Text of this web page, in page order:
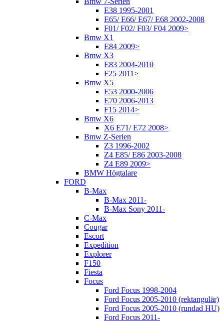
E38 1995-2001
E65/ E66/ E67/ E68 2002-2008
F01/ F02/ F03/ F04 2009>
Bmw X1
E84 2009>
Bmw X3
E83 2004-2010
F25 2011>
Bmw X5
E53 2000-2006
E70 2006-2013
F15 2014>
Bmw X6
X6 E71/ E72 2008>
Bmw Z-Serien
Z3 1996-2002
Z4 E85/ E86 2003-2008
Z4 E89 2009>
BMW Högtalare
FORD
B-Max
B-Max 2011-
B-Max Sony 2011-
C-Max
Cougar
Escort
Expedition
Explorer
F150
Fiesta
Focus
Ford Focus 1998-2004
Ford Focus 2005-2010 (rektangulär)
Ford Focus 2005-2010 (rundad HU)
Ford Focus 2011-